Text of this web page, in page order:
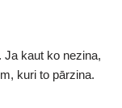
Ja kaut ko nezina,
kuri to pārzina.